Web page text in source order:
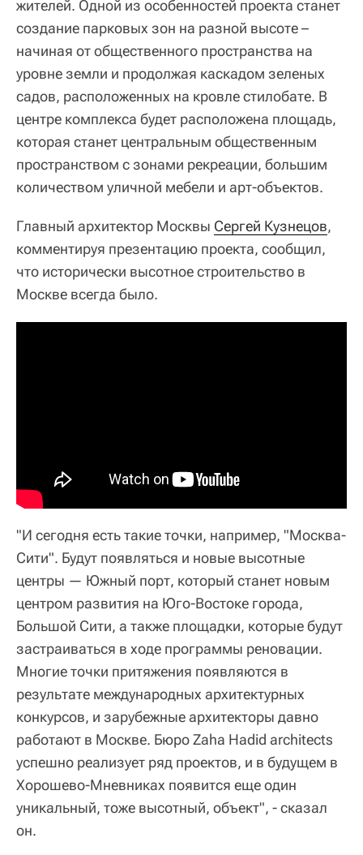
жителей. Одной из особенностей проекта станет
создание парковых зон на разной высоте –
начиная от общественного пространства на
уровне земли и продолжая каскадом зеленых
садов, расположенных на кровле стилобате. В
центре комплекса будет расположена площадь,
которая станет центральным общественным
пространством с зонами рекреации, большим
количеством уличной мебели и арт-объектов.
Главный архитектор Москвы Сергей Кузнецов,
комментируя презентацию проекта, сообщил,
что исторически высотное строительство в
Москве всегда было.
"И сегодня есть такие точки, например, "Москва-
Сити". Будут появляться и новые высотные
центры — Южный порт, который станет новым
центром развития на Юго-Востоке города,
Большой Сити, а также площадки, которые будут
застраиваться в ходе программы реновации.
Многие точки притяжения появляются в
результате международных архитектурных
конкурсов, и зарубежные архитекторы давно
работают в Москве. Бюро Zaha Hadid architects
успешно реализует ряд проектов, и в будущем в
Хорошево-Мневниках появится еще один
уникальный, тоже высотный, объект", - сказал
он.